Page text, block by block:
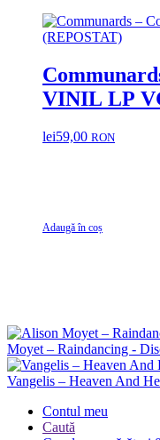
Communards
lei59,00 RON
Adaugă în coș
Moyet – Raindancing -
Vangelis – Heaven And
Contul meu
Caută